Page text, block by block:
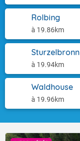
Rolbing
à 19.86km
Sturzelbronn
à 19.94km
Waldhouse
à 19.96km